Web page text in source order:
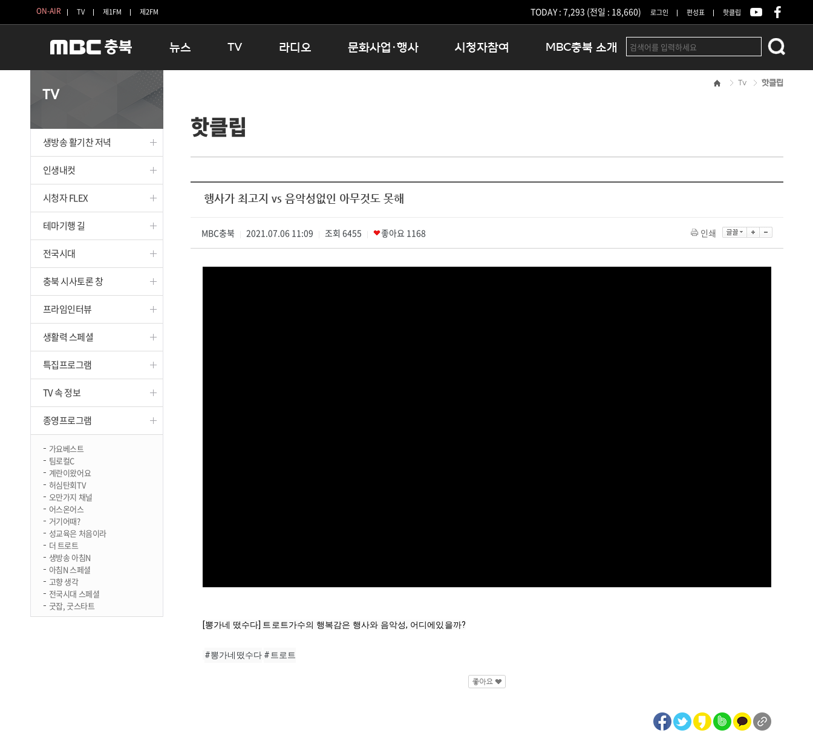
ON-AIR TV 제1FM 제2FM TODAY : 7,293 (전일 : 18,660) 로그인 편성표 핫클립
뉴스
보은
옥천
TV
인생내컷
테마기행 길
시청자 FLEX
특집프로그램
종영프로그램
라디오 문화사업·행사
충청북도 음식문화페스타
청원생명쌀 대청호마라톤
로컬 콘텐츠 Hub
문화행사 아카이빙
시청자참여 MBC충북 소개
오시는길
TV
생방송 활기찬 저녁
인생내컷
시청자 FLEX
테마기행 길
전국시대
충북 시사토론 창
프라임인터뷰
생활력 스페셜
특집프로그램
TV 속 정보
종영프로그램
가요베스트
팀로컬C
계란이왔어요
허심탄회TV
오만가지 채널
어스온어스
거기어때?
성교육은 처음이라
더 트로트
생방송 아침N
아침N 스페셜
고향 생각
전국시대 스페셜
굿잡, 굿스타트
Tv 핫클립
핫클립
행사가 최고지 vs 음악성없인 아무것도 못해
MBC충북 2021.07.06 11:09 조회 6455 좋아요 1168 인쇄
[뽕가네 떴수다] 트로트가수의 행복감은 행사와 음악성, 어디에있을까?
#뽕가네떴수다 #트로트